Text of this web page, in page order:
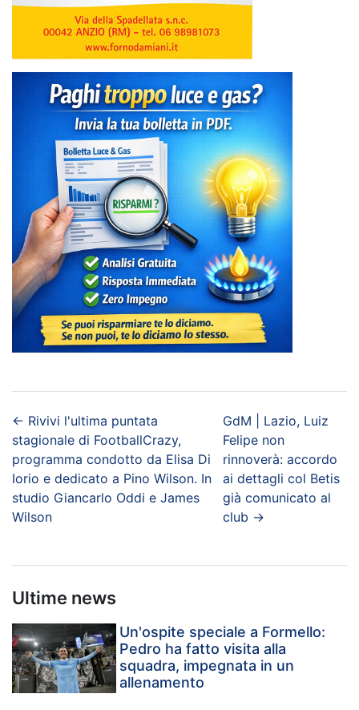
← Rivivi l'ultima puntata
stagionale di FootballCrazy,
programma condotto da Elisa Di
Iorio e dedicato a Pino Wilson. In
studio Giancarlo Oddi e James
Wilson
GdM | Lazio, Luiz
Felipe non
rinnoverà: accordo
ai dettagli col Betis
già comunicato al
club →
Ultime news
Un'ospite speciale a Formello:
Pedro ha fatto visita alla
squadra, impegnata in un
allenamento